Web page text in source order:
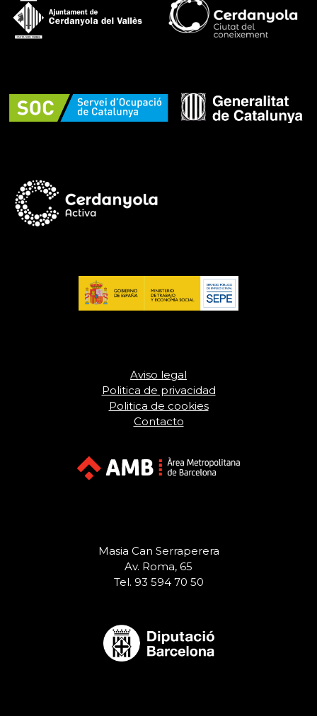
Aviso legal
Politica de privacidad
Politica de cookies
Contacto
Masia Can Serraperera
Av. Roma, 65
Tel. 93 594 70 50